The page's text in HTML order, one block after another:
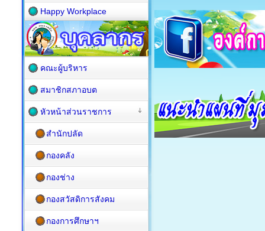
Happy Workplace
คณะผู้บริหาร
สมาชิกสภาอบต
หัวหน้าส่วนราชการ
สำนักปลัด
กองคลัง
กองช่าง
กองสวัสดิการสังคม
กองการศึกษาฯ